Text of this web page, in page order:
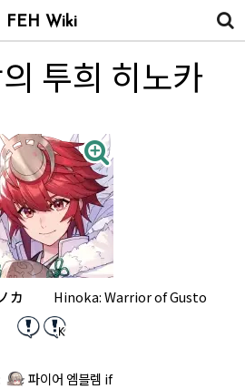
투희 히노카
カ Hinoka: Warrior of Gusto
파이어 엠블렘 if
FEH Wiki